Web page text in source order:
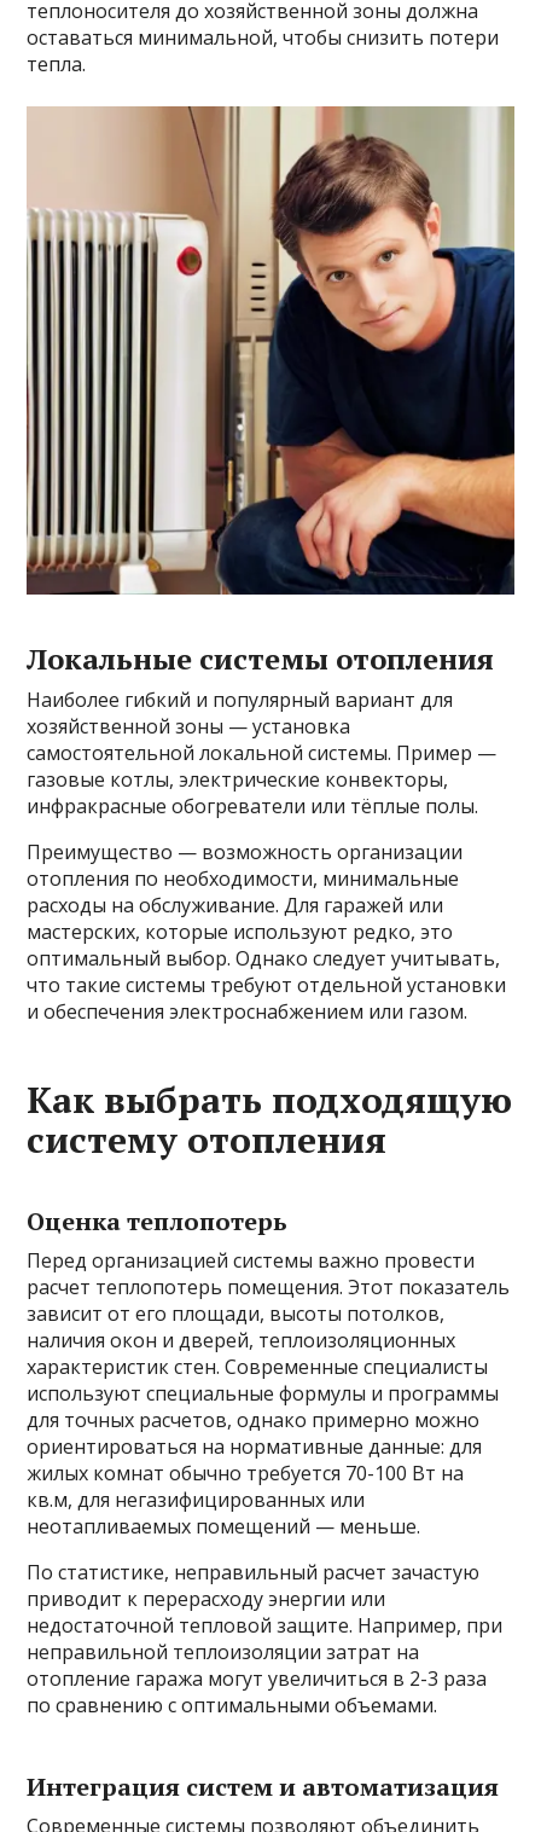
теплоносителя до хозяйственной зоны должна
оставаться минимальной, чтобы снизить потери
тепла.
Локальные системы отопления
Наиболее гибкий и популярный вариант для
хозяйственной зоны — установка
самостоятельной локальной системы. Пример —
газовые котлы, электрические конвекторы,
инфракрасные обогреватели или тёплые полы.
Преимущество — возможность организации
отопления по необходимости, минимальные
расходы на обслуживание. Для гаражей или
мастерских, которые используют редко, это
оптимальный выбор. Однако следует учитывать,
что такие системы требуют отдельной установки
и обеспечения электроснабжением или газом.
Как выбрать подходящую
систему отопления
Оценка теплопотерь
Перед организацией системы важно провести
расчет теплопотерь помещения. Этот показатель
зависит от его площади, высоты потолков,
наличия окон и дверей, теплоизоляционных
характеристик стен. Современные специалисты
используют специальные формулы и программы
для точных расчетов, однако примерно можно
ориентироваться на нормативные данные: для
жилых комнат обычно требуется 70-100 Вт на
кв.м, для негазифицированных или
неотапливаемых помещений — меньше.
По статистике, неправильный расчет зачастую
приводит к перерасходу энергии или
недостаточной тепловой защите. Например, при
неправильной теплоизоляции затрат на
отопление гаража могут увеличиться в 2-3 раза
по сравнению с оптимальными объемами.
Интеграция систем и автоматизация
Современные системы позволяют объединить